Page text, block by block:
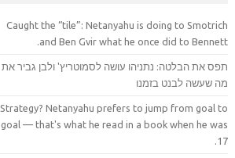
Caught the “tile”: Netanyahu is doing to Smotrich
and Ben Gvir what he once did to Bennett.
תפס את הבלטה: נתניהו עושה לסמוטריץ' ולבן גביר את
מה שעשה לבנט בזמנו
Strategy? Netanyahu prefers to jump from goal to
goal — that's what he read in a book when he was
17.